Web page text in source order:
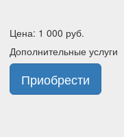
Цена: 1 000 руб.
Дополнительные услуги
Приобрести